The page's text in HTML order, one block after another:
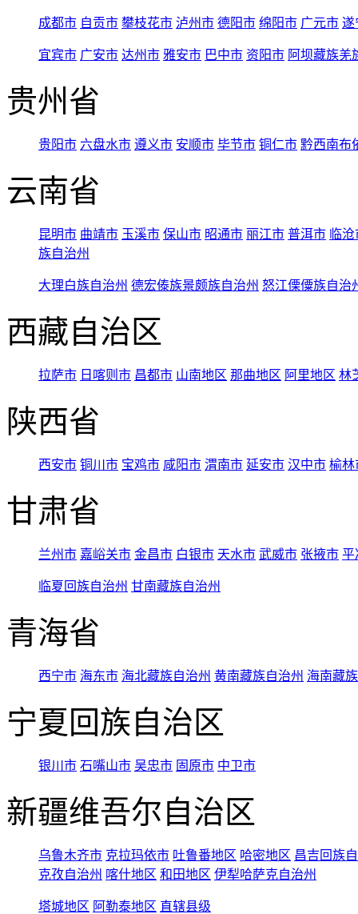
成都市 自贡市 攀枝花市 泸州市 德阳市 绵阳市 广元市 遂
宜宾市 广安市 达州市 雅安市 巴中市 资阳市 阿坝藏族羌
贵州省
贵阳市 六盘水市 遵义市 安顺市 毕节市 铜仁市 黔西南布
云南省
昆明市 曲靖市 玉溪市 保山市 昭通市 丽江市 普洱市 临
族自治州
大理白族自治州 德宏傣族景颇族自治州 怒江傈僳族自治
西藏自治区
拉萨市 日喀则市 昌都市 山南地区 那曲地区 阿里地区 林
陕西省
西安市 铜川市 宝鸡市 咸阳市 渭南市 延安市 汉中市 榆林
甘肃省
兰州市 嘉峪关市 金昌市 白银市 天水市 武威市 张掖市 平
临夏回族自治州 甘南藏族自治州
青海省
西宁市 海东市 海北藏族自治州 黄南藏族自治州 海南藏
宁夏回族自治区
银川市 石嘴山市 吴忠市 固原市 中卫市
新疆维吾尔自治区
乌鲁木齐市 克拉玛依市 吐鲁番地区 哈密地区 昌吉回族
克孜自治州 喀什地区 和田地区 伊犁哈萨克自治州
塔城地区 阿勒泰地区 直辖县级